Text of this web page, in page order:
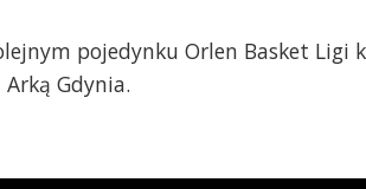
pojedynku Orlen Basket Ligi
Arką Gdynia.